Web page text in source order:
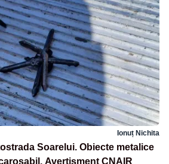
Ionuț Nichita
Soarelui. Obiecte metalice
Avertisment CNAIR